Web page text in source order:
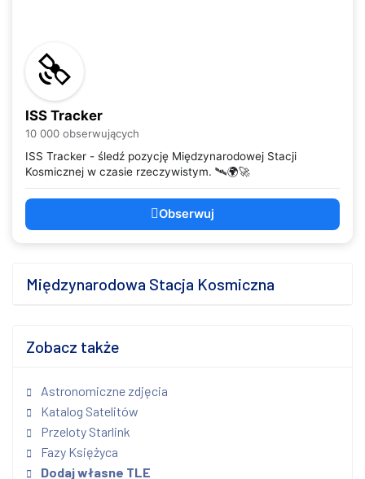
ISS Tracker
10 000 obserwujących
ISS Tracker - śledź pozycję Międzynarodowej Stacji
Kosmicznej w czasie rzeczywistym. 🛰️🌍🚀
Obserwuj
Międzynarodowa Stacja Kosmiczna
Zobacz także
Astronomiczne zdjęcia
Katalog Satelitów
Przeloty Starlink
Fazy Księżyca
Dodaj własne TLE